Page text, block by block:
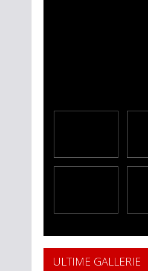
ULTIME GALLERIE